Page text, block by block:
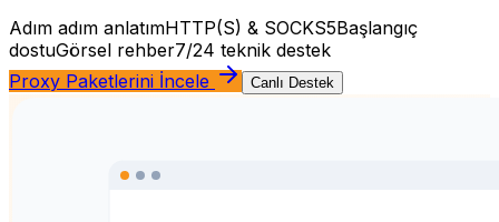
Adım adım anlatımHTTP(S) & SOCKS5Başlangıç
dostuGörsel rehber7/24 teknik destek
Proxy Paketlerini İncele
Canlı Destek